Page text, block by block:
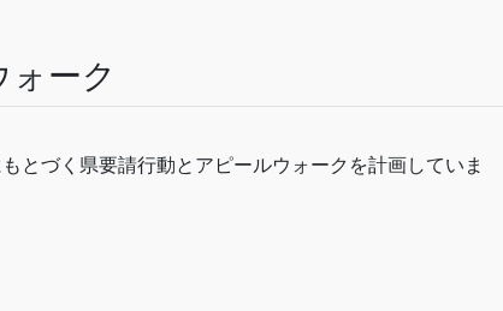
ーク
とづく県要請行動とアピールウォークを計画していま